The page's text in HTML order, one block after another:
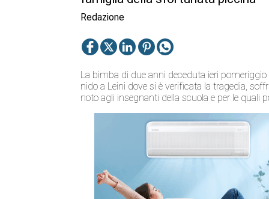
Redazione
La bimba di due anni deceduta ieri
nido a Leini dove si è verificata la tragedia,
noto agli insegnanti della scuola e per le quali